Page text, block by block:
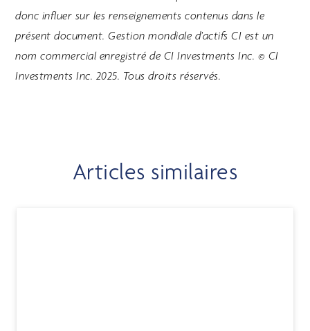
donc influer sur les renseignements contenus dans le
présent document. Gestion mondiale d’actifs CI est un
nom commercial enregistré de CI Investments Inc. © CI
Investments Inc. 2025. Tous droits réservés.
Articles similaires